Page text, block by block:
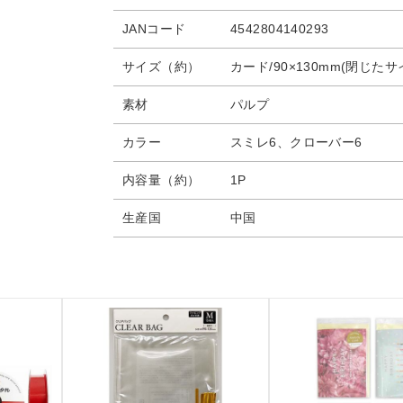
JANコード 4542804140293
サイズ（約） カード/90×130mm(閉じた
素材 パルプ
カラー スミレ6、クローバー6
内容量（約） 1P
生産国 中国